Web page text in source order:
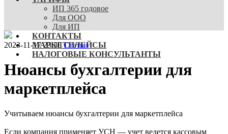
ИП 365 годовое
Для ООО
Для ИП
КОНТАКТЫ
МАРКЕТПЛЕЙСЫ
НАЛОГОВЫЕ КОНСУЛЬТАНТЫ
2023-11-17 23:30 Статьи
Нюансы бухгалтерии для
маркетплейса
Учитываем нюансы бухгалтерии для маркетплейса
Если компания применяет УСН — учет ведется кассовым